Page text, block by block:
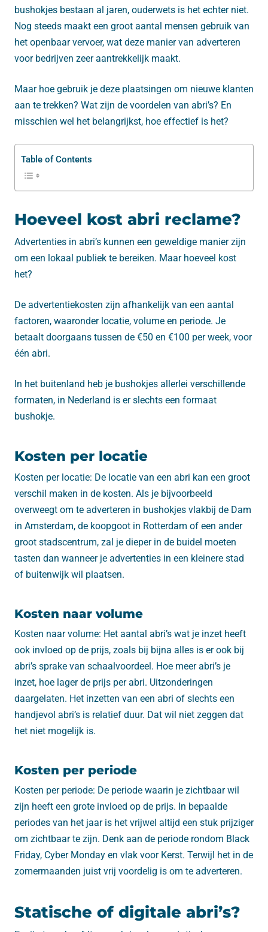
bushokjes bestaan ​​al jaren, ouderwets is het echter niet.
Nog steeds maakt een groot aantal mensen gebruik van
het openbaar vervoer, wat deze manier van adverteren
voor bedrijven zeer aantrekkelijk maakt.
Maar hoe gebruik je deze plaatsingen om nieuwe klanten
aan te trekken? Wat zijn de voordelen van abri’s? En
misschien wel het belangrijkst, hoe effectief is het?
Table of Contents
Hoeveel kost abri reclame?
Advertenties in abri’s kunnen een geweldige manier zijn
om een ​​lokaal publiek te bereiken. Maar hoeveel kost
het?
De advertentiekosten zijn afhankelijk van een aantal
factoren, waaronder locatie, volume en periode. Je
betaalt doorgaans tussen de €50 en €100 per week, voor
één abri.
In het buitenland heb je bushokjes allerlei verschillende
formaten, in Nederland is er slechts een formaat
bushokje.
Kosten per locatie
Kosten per locatie: De locatie van een abri kan een groot
verschil maken in de kosten. Als je bijvoorbeeld
overweegt om te adverteren in bushokjes vlakbij de Dam
in Amsterdam, de koopgoot in Rotterdam of een ander
groot stadscentrum, zal je dieper in de buidel moeten
tasten dan wanneer je advertenties in een kleinere stad
of buitenwijk wil plaatsen.
Kosten naar volume
Kosten naar volume: Het aantal abri’s wat je inzet heeft
ook invloed op de prijs, zoals bij bijna alles is er ook bij
abri’s sprake van schaalvoordeel. Hoe meer abri’s je
inzet, hoe lager de prijs per abri. Uitzonderingen
daargelaten. Het inzetten van een abri of slechts een
handjevol abri’s is relatief duur. Dat wil niet zeggen dat
het niet mogelijk is.
Kosten per periode
Kosten per periode: De periode waarin je zichtbaar wil
zijn heeft een grote invloed op de prijs. In bepaalde
periodes van het jaar is het vrijwel altijd een stuk prijziger
om zichtbaar te zijn. Denk aan de periode rondom Black
Friday, Cyber Monday en vlak voor Kerst. Terwijl het in de
zomermaanden juist vrij voordelig is om te adverteren.
Statische of digitale abri’s?